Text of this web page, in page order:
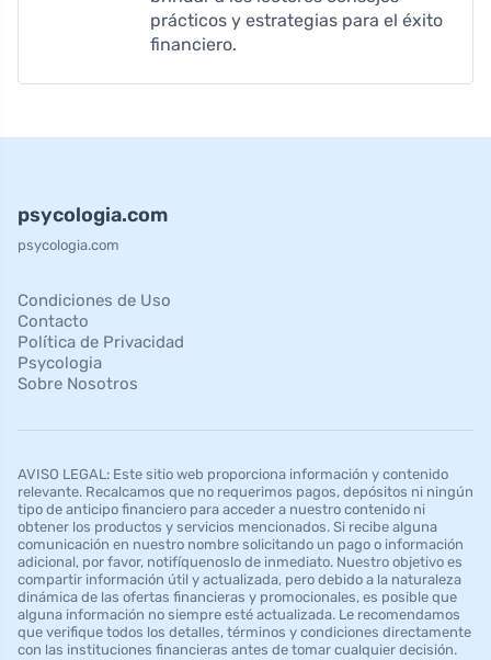
prácticos y estrategias para el éxito
financiero.
psycologia.com
psycologia.com
Condiciones de Uso
Contacto
Política de Privacidad
Psycologia
Sobre Nosotros
AVISO LEGAL: Este sitio web proporciona información y contenido
relevante. Recalcamos que no requerimos pagos, depósitos ni ningún
tipo de anticipo financiero para acceder a nuestro contenido ni
obtener los productos y servicios mencionados. Si recibe alguna
comunicación en nuestro nombre solicitando un pago o información
adicional, por favor, notifíquenoslo de inmediato. Nuestro objetivo es
compartir información útil y actualizada, pero debido a la naturaleza
dinámica de las ofertas financieras y promocionales, es posible que
alguna información no siempre esté actualizada. Le recomendamos
que verifique todos los detalles, términos y condiciones directamente
con las instituciones financieras antes de tomar cualquier decisión.